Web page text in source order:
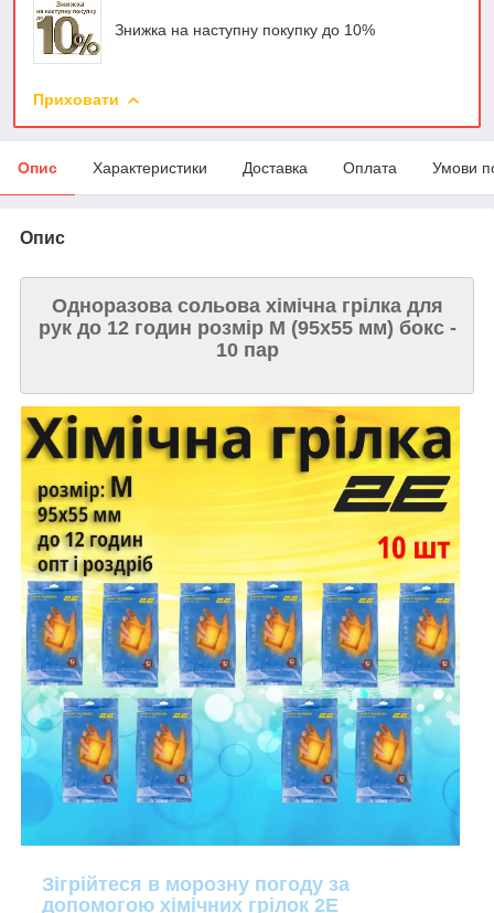
Знижка на наступну покупку до 10%
Приховати
Опис Характеристики Доставка Оплата Умови
Опис
Одноразова сольова хімічна грілка для
рук до 12 годин розмір М (95х55 мм) бокс -
10 пар
Зігрійтеся в морозну погоду за
допомогою хімічних грілок 2E